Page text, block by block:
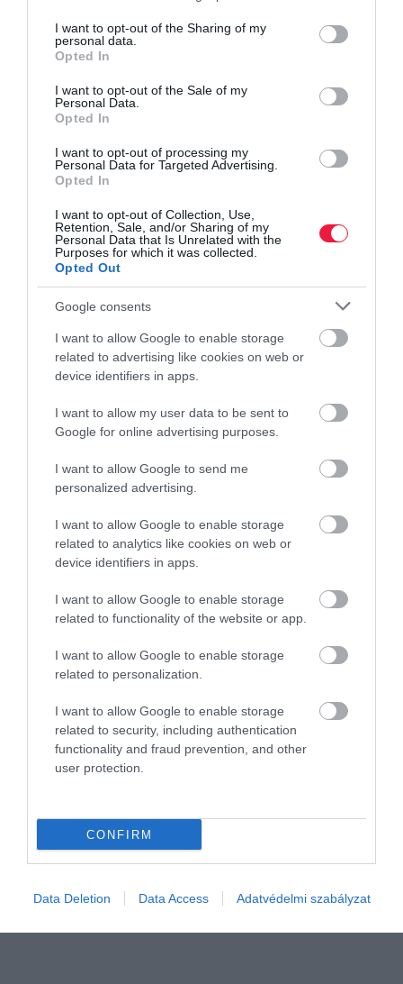
not limited to your visit or usage behaviour. You may click to
grant or deny consent to Google and its third-party tags to
use your data for below specified purposes in below Google
consent section.
I want to opt-out of the Sharing of my
personal data.
Opted In
I want to opt-out of the Sale of my
Personal Data.
Opted In
I want to opt-out of processing my
Personal Data for Targeted Advertising.
Opted In
I want to opt-out of Collection, Use,
Retention, Sale, and/or Sharing of my
Personal Data that Is Unrelated with the
Purposes for which it was collected.
Opted Out
Google consents
I want to allow Google to enable storage
related to advertising like cookies on web or
device identifiers in apps.
I want to allow my user data to be sent to
Google for online advertising purposes.
I want to allow Google to send me
personalized advertising.
I want to allow Google to enable storage
related to analytics like cookies on web or
device identifiers in apps.
I want to allow Google to enable storage
related to functionality of the website or app.
I want to allow Google to enable storage
related to personalization.
I want to allow Google to enable storage
related to security, including authentication
functionality and fraud prevention, and other
user protection.
CONFIRM
Data Deletion Data Access Adatvédelmi szabályzat
elektromos autó
villanyautó
Óriásira nőtt az óriási piacra szánt új BMW X5
A BMW frissen bemutatott, hosszított tengelytávú X5 L-je még a
márka zászlóshajójának számító X7-est is felülmúlja méreteit
tekintve. Az újdonság egyelőre kizárólag a kínai piacra készül.